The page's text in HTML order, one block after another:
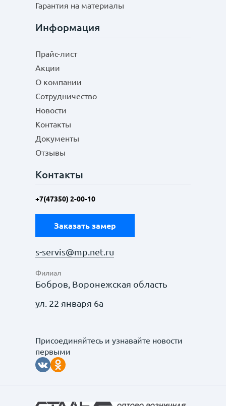
Гарантия на материалы
Информация
Прайс-лист
Акции
О компании
Сотрудничество
Новости
Контакты
Документы
Отзывы
Контакты
+7(47350) 2-00-10
Заказать замер
s-servis@mp.net.ru
Филиал
Бобров, Воронежская область
ул. 22 января 6а
Присоединяйтесь и узнавайте новости
первыми